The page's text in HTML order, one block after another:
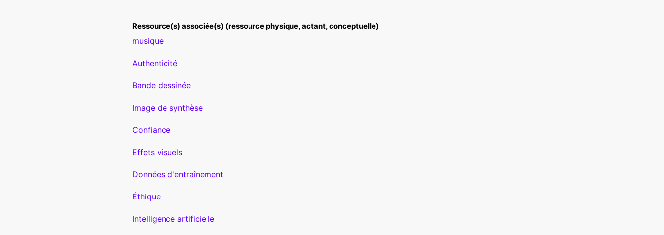
Ressource(s) associée(s) (ressource physique, actant, conceptuelle)
musique
Authenticité
Bande dessinée
Image de synthèse
Confiance
Effets visuels
Données d'entraînement
Éthique
Intelligence artificielle